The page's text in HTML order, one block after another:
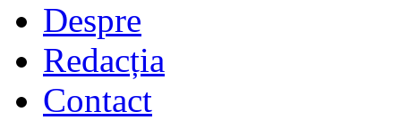
Despre
Redacția
Contact